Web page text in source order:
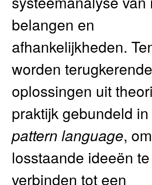
belangen en
afhankelijkheden.
worden terugkerende
oplossingen uit
praktijk gebundeld
pattern language, om
losstaande ideeën te
verbinden tot een